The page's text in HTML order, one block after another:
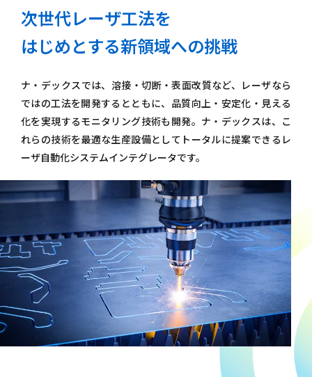
次世代レーザ工法を
はじめとする新領域への挑戦
ナ・デックスでは、溶接・切断・表面改質など、レーザなら
ではの工法を開発するとともに、品質向上・安定化・見える
化を実現するモニタリング技術も開発。ナ・デックスは、こ
れらの技術を最適な生産設備としてトータルに提案できるレ
ーザ自動化システムインテグレータです。